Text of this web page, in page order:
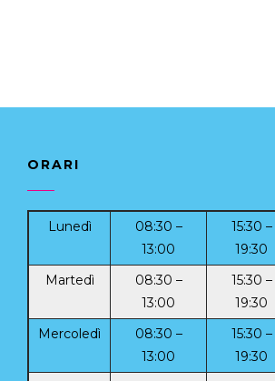
ORARI
Lunedì
08:30 –
13:00
15:30 –
19:30
Martedì
08:30 –
13:00
15:30 –
19:30
Mercoledì
08:30 –
13:00
15:30 –
19:30